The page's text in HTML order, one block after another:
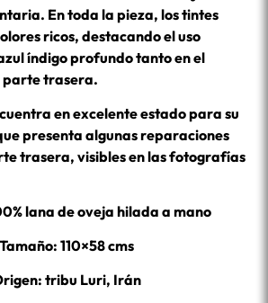
En toda la pieza, los tintes
ricos, destacando el uso
índigo profundo tanto en el
parte trasera.
en excelente estado para su
presenta algunas reparaciones
trasera, visibles en las fotografías
lana de oveja hilada a mano
Tamaño: 110×58 cms
tribu Luri, Irán